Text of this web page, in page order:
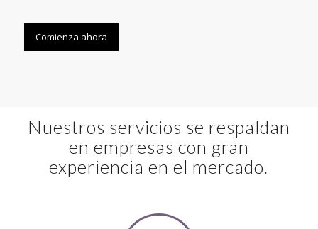
Comienza ahora
Nuestros servicios se respaldan
en empresas con gran
experiencia en el mercado.